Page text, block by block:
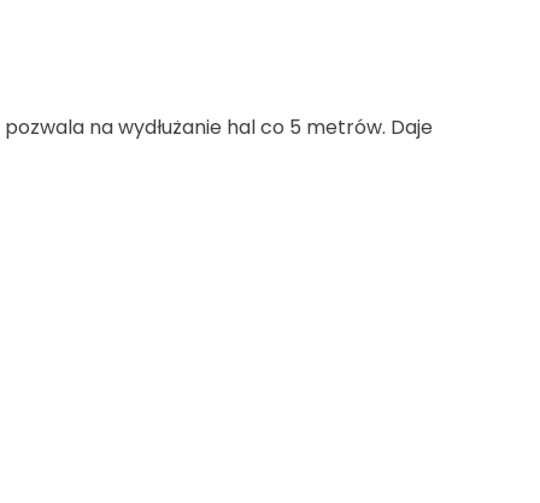
na wydłużanie hal co 5 metrów. Daje